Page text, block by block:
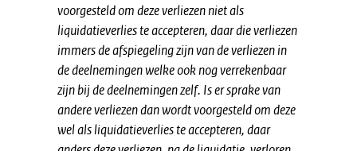
voorgesteld om deze verliezen niet als
liquidatieverlies te accepteren, daar die verliezen
immers de afspiegeling zijn van de verliezen in
de deelnemingen welke ook nog verrekenbaar
zijn bij de deelnemingen zelf. Is er sprake van
andere verliezen dan wordt voorgesteld om deze
wel als liquidatieverlies te accepteren, daar